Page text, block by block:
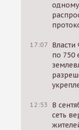
17:07 Власти
по 750
12:53
В
сеть